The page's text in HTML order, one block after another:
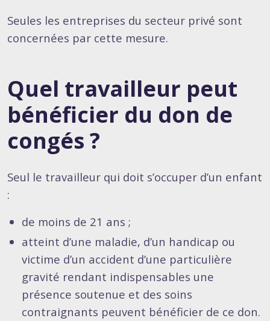
Seules les entreprises du secteur privé sont
concernées par cette mesure.
Quel travailleur peut
bénéficier du don de
congés ?
Seul le travailleur qui doit s’occuper d’un enfant
:
de moins de 21 ans ;
atteint d’une maladie, d’un handicap ou
victime d’un accident d’une particulière
gravité rendant indispensables une
présence soutenue et des soins
contraignants peuvent bénéficier de ce don.